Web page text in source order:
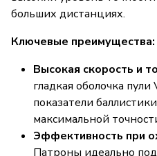
больших дистанциях.
Ключевые преимущества:
Высокая скорость и
гладкая оболочка
показатели
максимальной
Эффективность при
Патроны идеально